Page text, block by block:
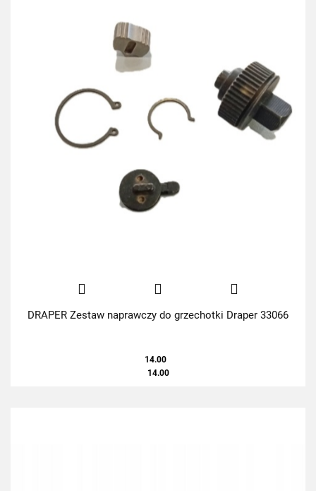
DRAPER Zestaw naprawczy do grzechotki Draper 33066
14.00
14.00